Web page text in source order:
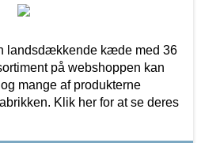
landsdækkende kæde med 36
på webshoppen kan
mange af produkterne
Klik her for at se deres